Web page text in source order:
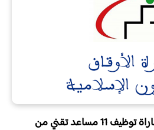
لائحة المدعوين لإجراء مباراة توظيف 11 مساعد تقني من